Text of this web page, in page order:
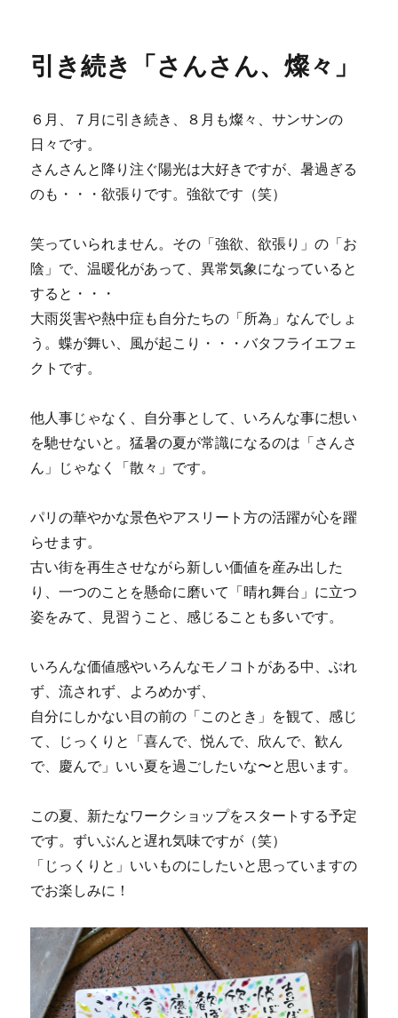
引き続き「さんさん、燦々」
６月、７月に引き続き、８月も燦々、サンサンの
日々です。
さんさんと降り注ぐ陽光は大好きですが、暑過ぎる
のも・・・欲張りです。強欲です（笑）
笑っていられません。その「強欲、欲張り」の「お
陰」で、温暖化があって、異常気象になっていると
すると・・・
大雨災害や熱中症も自分たちの「所為」なんでしょ
う。蝶が舞い、風が起こり・・・バタフライエフェ
クトです。
他人事じゃなく、自分事として、いろんな事に想い
を馳せないと。猛暑の夏が常識になるのは「さんさ
ん」じゃなく「散々」です。
パリの華やかな景色やアスリート方の活躍が心を躍
らせます。
古い街を再生させながら新しい価値を産み出した
り、一つのことを懸命に磨いて「晴れ舞台」に立つ
姿をみて、見習うこと、感じることも多いです。
いろんな価値感やいろんなモノコトがある中、ぶれ
ず、流されず、よろめかず、
自分にしかない目の前の「このとき」を観て、感じ
て、じっくりと「喜んで、悦んで、欣んで、歓ん
で、慶んで」いい夏を過ごしたいな〜と思います。
この夏、新たなワークショップをスタートする予定
です。ずいぶんと遅れ気味ですが（笑）
「じっくりと」いいものにしたいと思っていますの
でお楽しみに！